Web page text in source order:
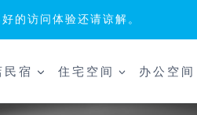
的访问体验还请谅解。
民宿 住宅空间 办公空间